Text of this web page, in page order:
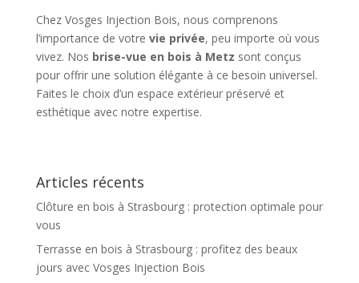
Chez Vosges Injection Bois, nous comprenons
l’importance de votre vie privée, peu importe où vous
vivez. Nos brise-vue en bois à Metz sont conçus
pour offrir une solution élégante à ce besoin universel.
Faites le choix d’un espace extérieur préservé et
esthétique avec notre expertise.
Articles récents
Clôture en bois à Strasbourg : protection optimale pour
vous
Terrasse en bois à Strasbourg : profitez des beaux
jours avec Vosges Injection Bois